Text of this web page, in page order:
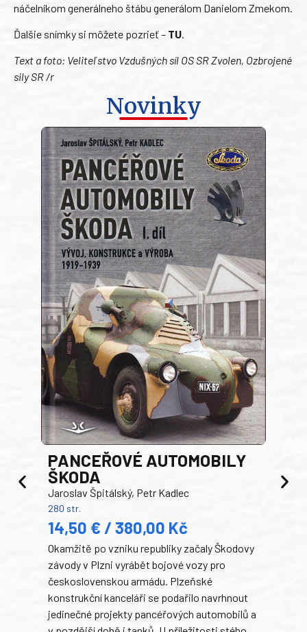
náčelníkom generálneho štábu generálom Danielom Zmekom.
Ďalšie snímky si môžete pozrieť – TU.
Text a foto: Veliteľstvo Vzdušných síl OS SR Zvolen, Ozbrojené
sily SR /r
Novinky
PANCEŘOVÉ AUTOMOBILY
ŠKODA
Jaroslav Špitálský, Petr Kadlec
280 str.
14,50 € / 380,00 Kč
Okamžitě po vzniku republiky začaly Škodovy
závody v Plzni vyrábět bojové vozy pro
československou armádu. Plzeňské
konstrukční kanceláři se podařilo navrhnout
jedinečné projekty pancéřových automobilů a